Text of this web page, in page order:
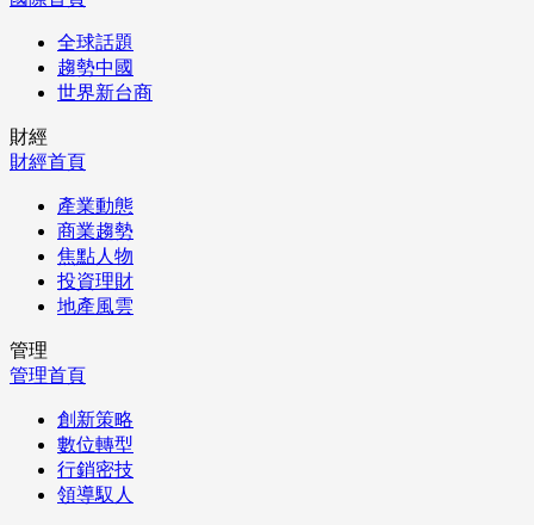
全球話題
趨勢中國
世界新台商
財經
財經首頁
產業動態
商業趨勢
焦點人物
投資理財
地產風雲
管理
管理首頁
創新策略
數位轉型
行銷密技
領導馭人